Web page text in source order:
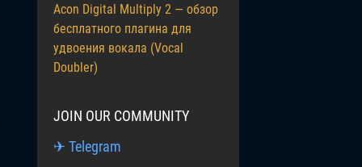
Acon Digital Multiply 2 — обзор
бесплатного плагина для
удвоения вокала (Vocal
Doubler)
JOIN OUR COMMUNITY
✈ Telegram